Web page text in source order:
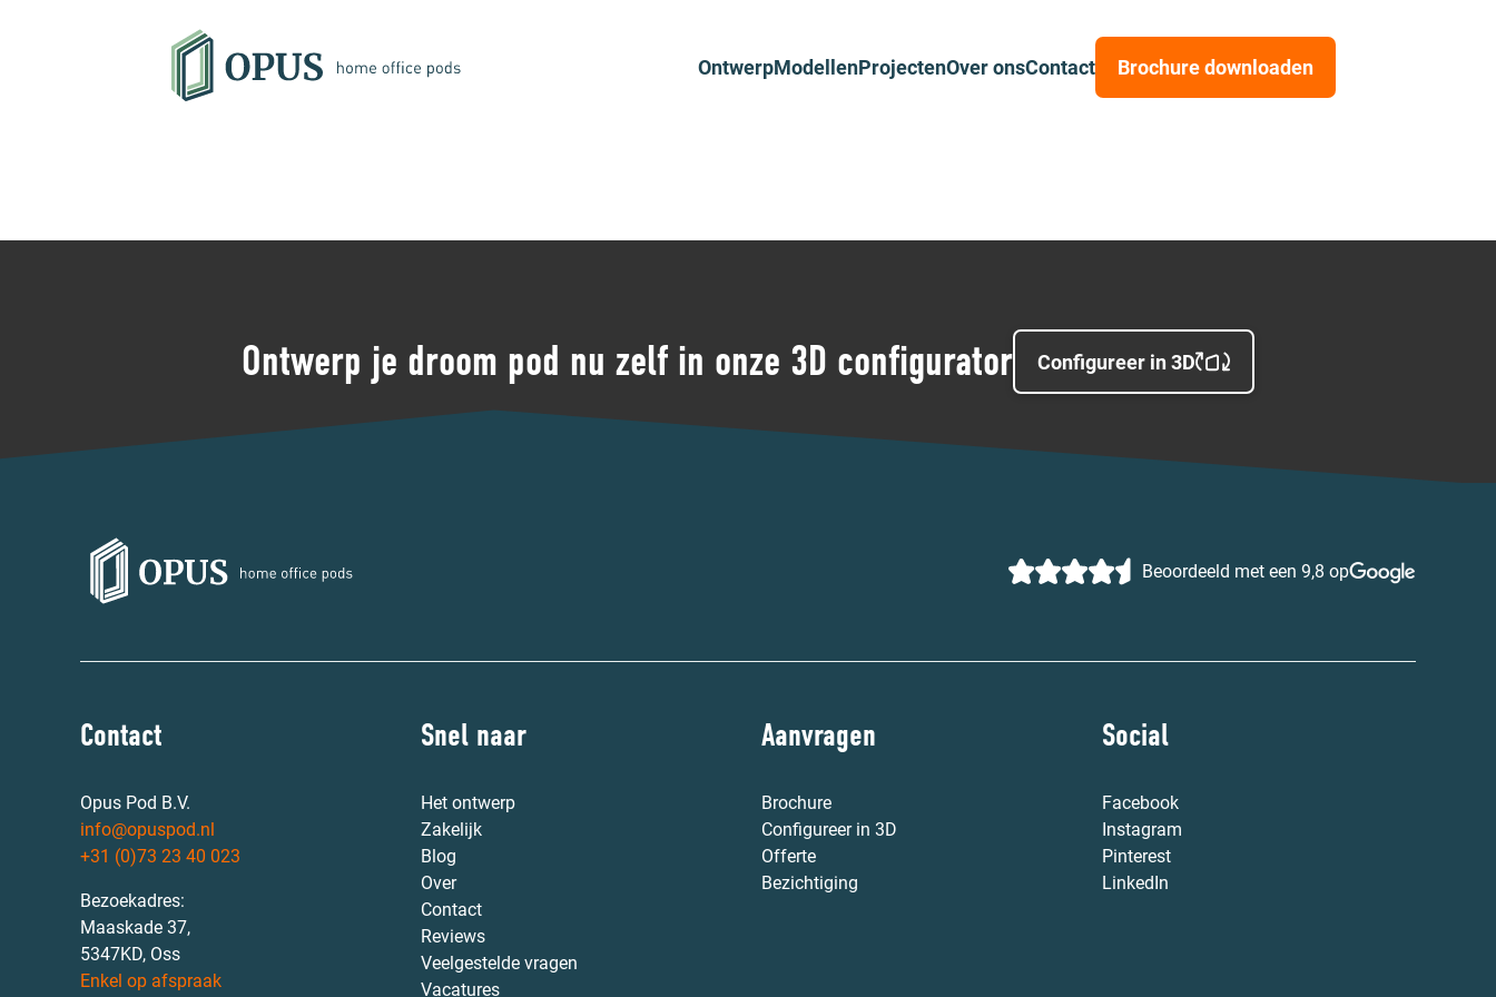
OntwerpModellenProjectenOver onsContact Brochure downloaden
Ontwerp je droom pod nu zelf in onze 3D configurator Configureer in 3D
Beoordeeld met een 9,8 op
Contact
Opus Pod B.V.
info@opuspod.nl
+31 (0)73 23 40 023
Bezoekadres:
Maaskade 37,
5347KD, Oss
Enkel op afspraak
Snel naar
Het ontwerp
Zakelijk
Blog
Over
Contact
Reviews
Veelgestelde vragen
Vacatures
Aanvragen
Brochure
Configureer in 3D
Offerte
Bezichtiging
Social
Facebook
Instagram
Pinterest
LinkedIn